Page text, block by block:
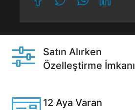
Satın Alırken
Özelleştirme İmkanı
12 Aya Varan